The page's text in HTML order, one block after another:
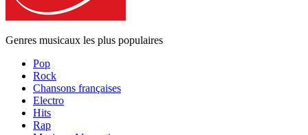
Genres musicaux les plus populaires
Pop
Rock
Chansons françaises
Electro
Hits
Rap